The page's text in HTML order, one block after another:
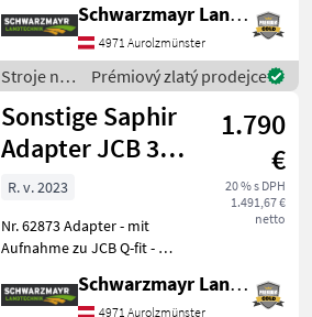
Schwarzmayr zeigt Ihnen
das Gerät/Maschine gerne
und bittet um T
Schwarzmayr Landtechnik GmbH - Aurolzmünster
4971 Aurolzmünster
Stroje na
stavbu /
Merlo
Prémiový zlatý prodejce
Sonstige Saphir
Adapter JCB 3-
Punkt
1.790
€
20 % s DPH
1.491,67 €
netto
R. v. 2023
Nr. 62873 Adapter - mit
Aufnahme zu JCB Q-fit - mit
Unterlenkerfanghacken
Schwarzmayr Landtechnik GmbH - Aurolzmünster
4971 Aurolzmünster